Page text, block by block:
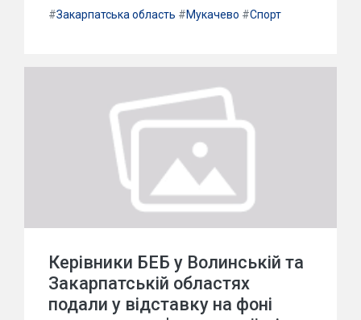
#Закарпатська область #Мукачево #Спорт
Керівники БЕБ у Волинській та
Закарпатській областях
подали у відставку на фоні